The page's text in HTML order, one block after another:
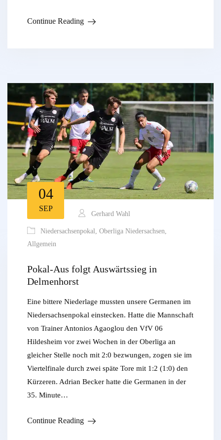
Continue Reading
04
SEP
Gerhard Wahl
Niedersachsenpokal Oberliga Niedersachsen
Allgemein
Pokal-Aus folgt Auswärtssieg in
Delmenhorst
Eine bittere Niederlage mussten unsere Germanen im
Niedersachsenpokal einstecken. Hatte die Mannschaft
von Trainer Antonios Agaoglou den VfV 06
Hildesheim vor zwei Wochen in der Oberliga an
gleicher Stelle noch mit 2:0 bezwungen, zogen sie im
Viertelfinale durch zwei späte Tore mit 1:2 (1:0) den
Kürzeren. Adrian Becker hatte die Germanen in der
35. Minute…
Continue Reading